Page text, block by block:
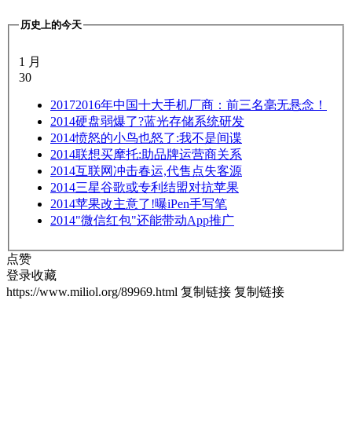
历史上的今天
1 月
30
20172016年中国十大手机厂商：前三名毫无悬念！
2014硬盘弱爆了?蓝光存储系统研发
2014愤怒的小鸟也怒了:我不是间谍
2014联想买摩托:助品牌运营商关系
2014互联网冲击春运,代售点失客源
2014三星谷歌或专利结盟对抗苹果
2014苹果改主意了!曝iPen手写笔
2014"微信红包"还能带动App推广
点赞
登录收藏
https://www.miliol.org/89969.html 复制链接 复制链接